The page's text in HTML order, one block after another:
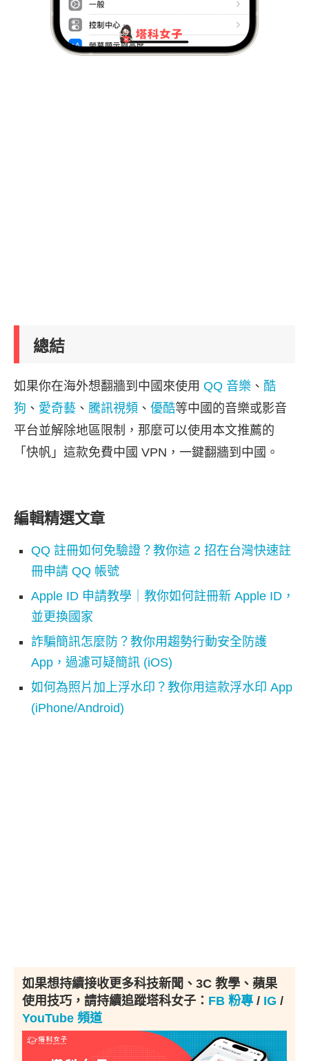
總結
如果你在海外想翻牆到中國來使用 QQ 音樂 、 酷
狗 、 愛奇藝 、 騰訊視頻 、 優酷等中國的音樂或影音
平台並解除地區限制，那麼可以使用本文推薦的
「快帆」這款免費中國 VPN，一鍵翻牆到中國。
編輯精選文章
QQ 註冊如何免驗證？教你這 2 招在台灣快速註
冊申請 QQ 帳號
Apple ID 申請教學｜教你如何註冊新 Apple ID，
並更換國家
詐騙簡訊怎麼防？教你用趨勢行動安全防‪護
App‬，過濾可疑簡訊 (iOS)
如何為照片加上浮水印？教你用這款浮水印 App
(iPhone/Android)
如果想持續接收更多科技新聞、3C 教學、蘋果
使用技巧，請持續追蹤塔科女子： FB 粉專 / IG /
YouTube 頻道